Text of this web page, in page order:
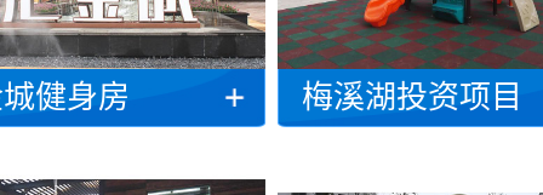
健身房 梅溪湖投资项目